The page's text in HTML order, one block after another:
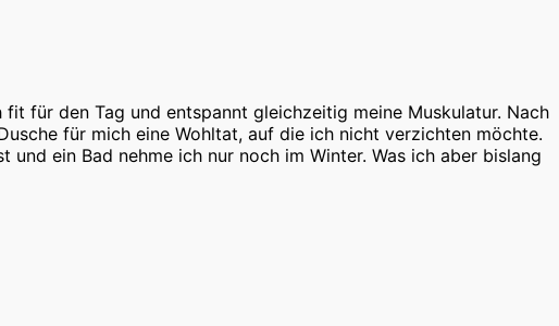
für den Tag und entspannt gleichzeitig meine Muskulatur. Nach
für mich eine Wohltat, auf die ich nicht verzichten möchte.
ein Bad nehme ich nur noch im Winter. Was ich aber bislang